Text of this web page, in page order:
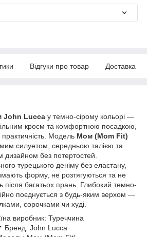
Відгуки про товар Доставка
John Lucca у темно-сірому кольорі —
кроєм та комфортною посадкою,
Модель Мом (Mom Fit)
силуетом, середньою талією та
дизайном без потертостей.
турецького деніму без еластану,
форму, не розтягуються та не
після багатьох прань. Глибокий темно-
поєднується з будь-яким верхом —
сорочками чи худі.
виробник: Туреччина
Бренд: John Lucca